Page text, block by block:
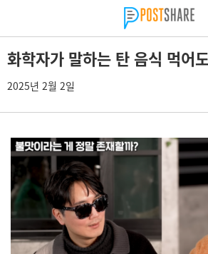
화학자가 말하는 탄 음식 먹어
2025년 2월 2일